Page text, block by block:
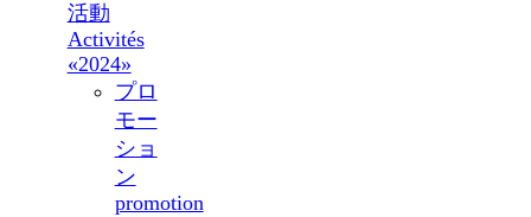
活動
Activités
«2024»
プロ
モー
ショ
ン
promotion